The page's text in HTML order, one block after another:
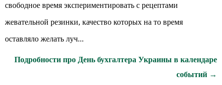
свободное время экспериментировать с рецептами
жевательной резинки, качество которых на то время
оставляло желать луч...
Подробности про День бухгалтера Украины в календаре
событий →